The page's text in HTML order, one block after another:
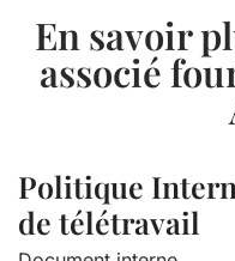
En savoir
associé
Politique
de télétravail